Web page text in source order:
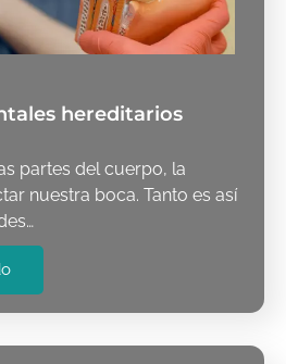
hereditarios
partes del cuerpo, la
nuestra boca. Tanto es así